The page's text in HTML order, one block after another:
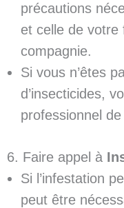
précautions
et celle de votre
compagnie.
Si vous n’êtes
d’insecticides,
professionnel
6. Faire appel à
Si l’infestation
peut être